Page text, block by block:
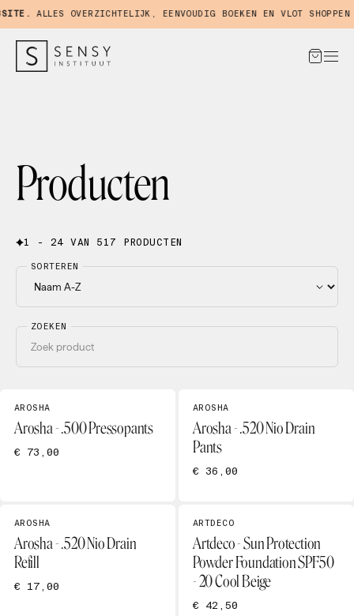
ALLES OVERZICHTELIJK, EENVOUDIG BOEKEN EN VLOT SHOPPEN IN
Producten
1 - 24 VAN 517 PRODUCTEN
ZOEKEN
SORTEREN
AROSHA
Arosha - .500 Pressopants
€ 73,00
AROSHA
Arosha - .520 Nio Drain
Pants
€ 36,00
AROSHA
Arosha - .520 Nio Drain
Refill
€ 17,00
ARTDECO
Artdeco - Sun Protection
Powder Foundation SPF50
- 20 Cool Beige
€ 42,50